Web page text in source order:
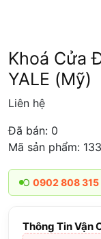
Khoá Cửa
YALE (Mỹ)
Liên hệ
Đã bán: 0
Mã sản phẩm:
0902 808 315để
Thông Tin Vận